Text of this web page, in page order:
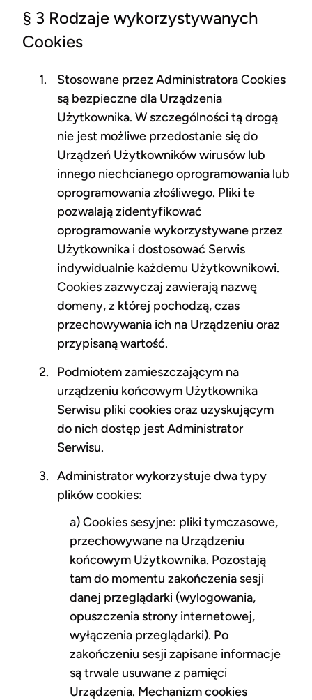
§ 3 Rodzaje wykorzystywanych
Cookies
Stosowane przez Administratora Cookies
są bezpieczne dla Urządzenia
Użytkownika. W szczególności tą drogą
nie jest możliwe przedostanie się do
Urządzeń Użytkowników wirusów lub
innego niechcianego oprogramowania lub
oprogramowania złośliwego. Pliki te
pozwalają zidentyfikować
oprogramowanie wykorzystywane przez
Użytkownika i dostosować Serwis
indywidualnie każdemu Użytkownikowi.
Cookies zazwyczaj zawierają nazwę
domeny, z której pochodzą, czas
przechowywania ich na Urządzeniu oraz
przypisaną wartość.
Podmiotem zamieszczającym na
urządzeniu końcowym Użytkownika
Serwisu pliki cookies oraz uzyskującym
do nich dostęp jest Administrator
Serwisu.
Administrator wykorzystuje dwa typy
plików cookies:
a) Cookies sesyjne: pliki tymczasowe,
przechowywane na Urządzeniu
końcowym Użytkownika. Pozostają
tam do momentu zakończenia sesji
danej przeglądarki (wylogowania,
opuszczenia strony internetowej,
wyłączenia przeglądarki). Po
zakończeniu sesji zapisane informacje
są trwale usuwane z pamięci
Urządzenia. Mechanizm cookies